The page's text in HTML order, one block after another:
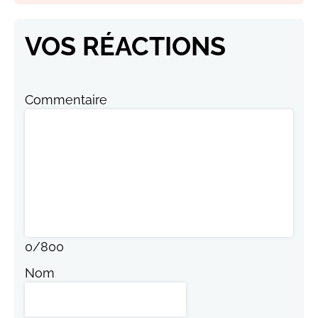
VOS RÉACTIONS
Commentaire
0/800
Nom